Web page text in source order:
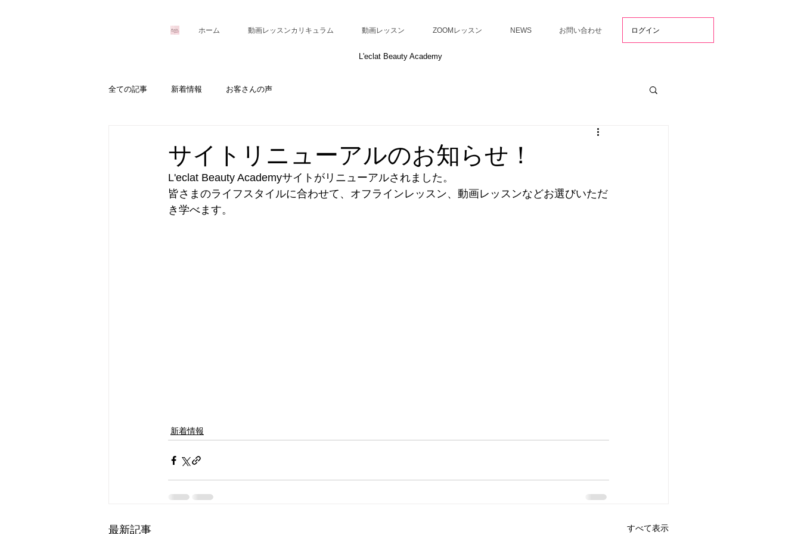
ホーム 動画レッスンカリキュラム 動画レッスン ZOOMレッスン NEWS お問い合わせ ログイン
L'eclat Beauty Academy
全ての記事 新着情報 お客さんの声
サイトリニューアルのお知らせ！
L'eclat Beauty Academyサイトがリニューアルされました。
皆さまのライフスタイルに合わせて、オフラインレッスン、動画レッスンなどお選びいただ
き学べます。
新着情報
最新記事 すべて表示